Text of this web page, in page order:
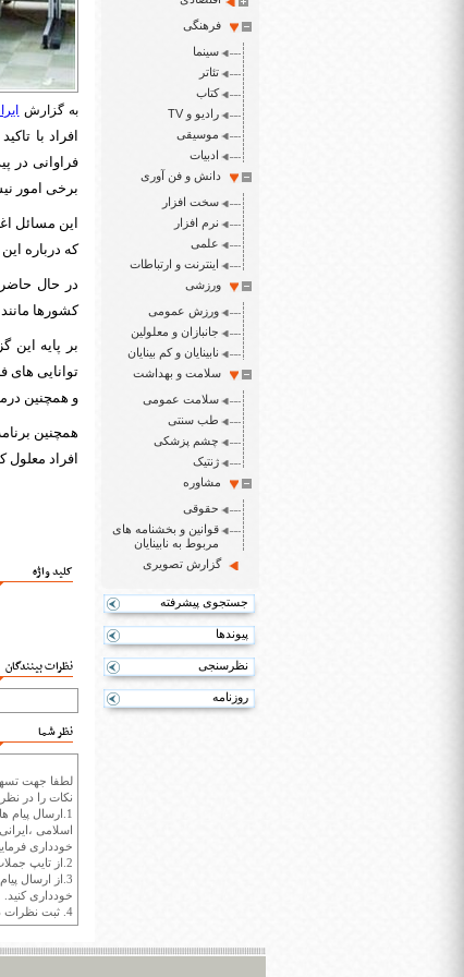
فرهنگی
سینما
تئاتر
کتاب
رادیو و TV
موسیقی
ادبیات
دانش و فن آوری
سخت افزار
نرم افزار
علمی
اینترنت و ارتباطات
ورزشی
ورزش عمومی
جانبازان و معلولین
نابینایان و کم بینایان
سلامت و بهداشت
سلامت عمومی
طب سنتی
چشم پزشکی
ژنتیک
مشاوره
حقوقی
قوانین و بخشنامه های
مربوط به نابینایان
گزارش تصویری
جستجوی پیشرفته
پیوندها
نظرسنجی
روزنامه
به گزارش
افراد با
فراوانی در
برخی امور
این مسائل
که درباره
کشورها مانند اندونزی
بر پایه این
توانایی های
و همچنین
همچنین
افراد معلول
کلید واژه
نظرات بینندگان
نظر شما
لطفا جهت
نکات را در
1.ارسال
اسلامی
خودداری
2.از تایپ جملات فارسی با حروف انگلیسی خودداری کنید.
3.از ارسال
خودداری کنید.
4. ثبت نظرات در سايت ايران سپيد براي هر نظر حداکثر 400 واژه است.